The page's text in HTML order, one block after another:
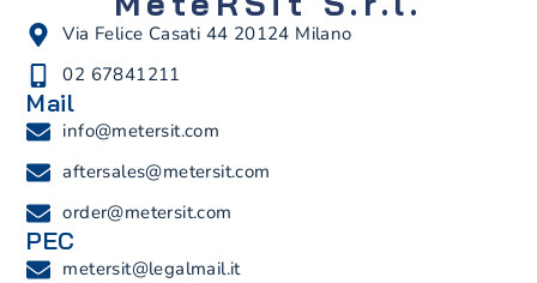
Via Felice Casati 44 20124 Milano
02 67841211
Mail
info@metersit.com
aftersales@metersit.com
order@metersit.com
PEC
metersit@legalmail.it